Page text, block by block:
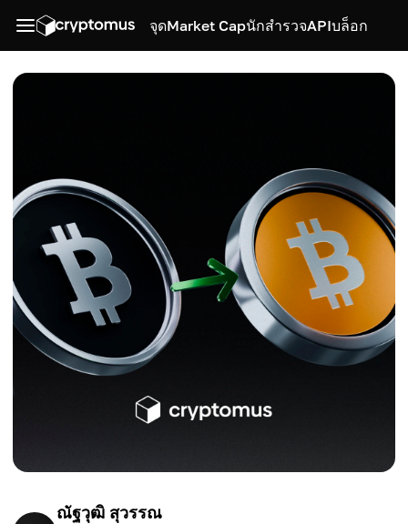
จุดMarket CapนักสำรวจAPIบล็อก
ณัฐวุฒิ สุวรรณ